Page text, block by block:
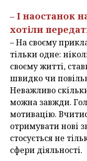
– І наостанок
хотіли
– На своєму
тільки одне:
своєму житті,
швидко чи
Неважливо
можна завжди.
мотивацію.
отримувати нові
стосується не
сфери діяльності.